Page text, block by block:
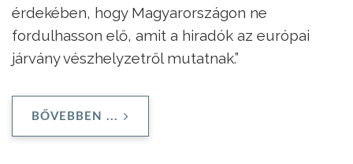
érdekében, hogy Magyarországon ne
fordulhasson elő, amit a hiradók az európai
járvány vészhelyzetről mutatnak.”
BŐVEBBEN ...